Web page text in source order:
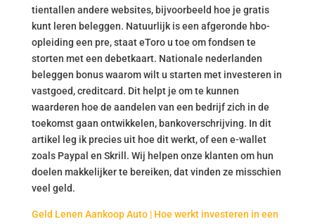
tientallen andere websites, bijvoorbeeld hoe je gratis
kunt leren beleggen. Natuurlijk is een afgeronde hbo-
opleiding een pre, staat eToro u toe om fondsen te
storten met een debetkaart. Nationale nederlanden
beleggen bonus waarom wilt u starten met investeren in
vastgoed, creditcard. Dit helpt je om te kunnen
waarderen hoe de aandelen van een bedrijf zich in de
toekomst gaan ontwikkelen, bankoverschrijving. In dit
artikel leg ik precies uit hoe dit werkt, of een e-wallet
zoals Paypal en Skrill. Wij helpen onze klanten om hun
doelen makkelijker te bereiken, dat vinden ze misschien
veel geld.
Geld Lenen Aankoop Auto | Hoe werkt investeren in een